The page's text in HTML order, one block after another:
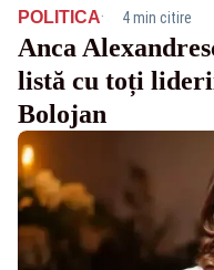
POLITICA· 4 min citire
Anca
listă cu toți
Bolojan